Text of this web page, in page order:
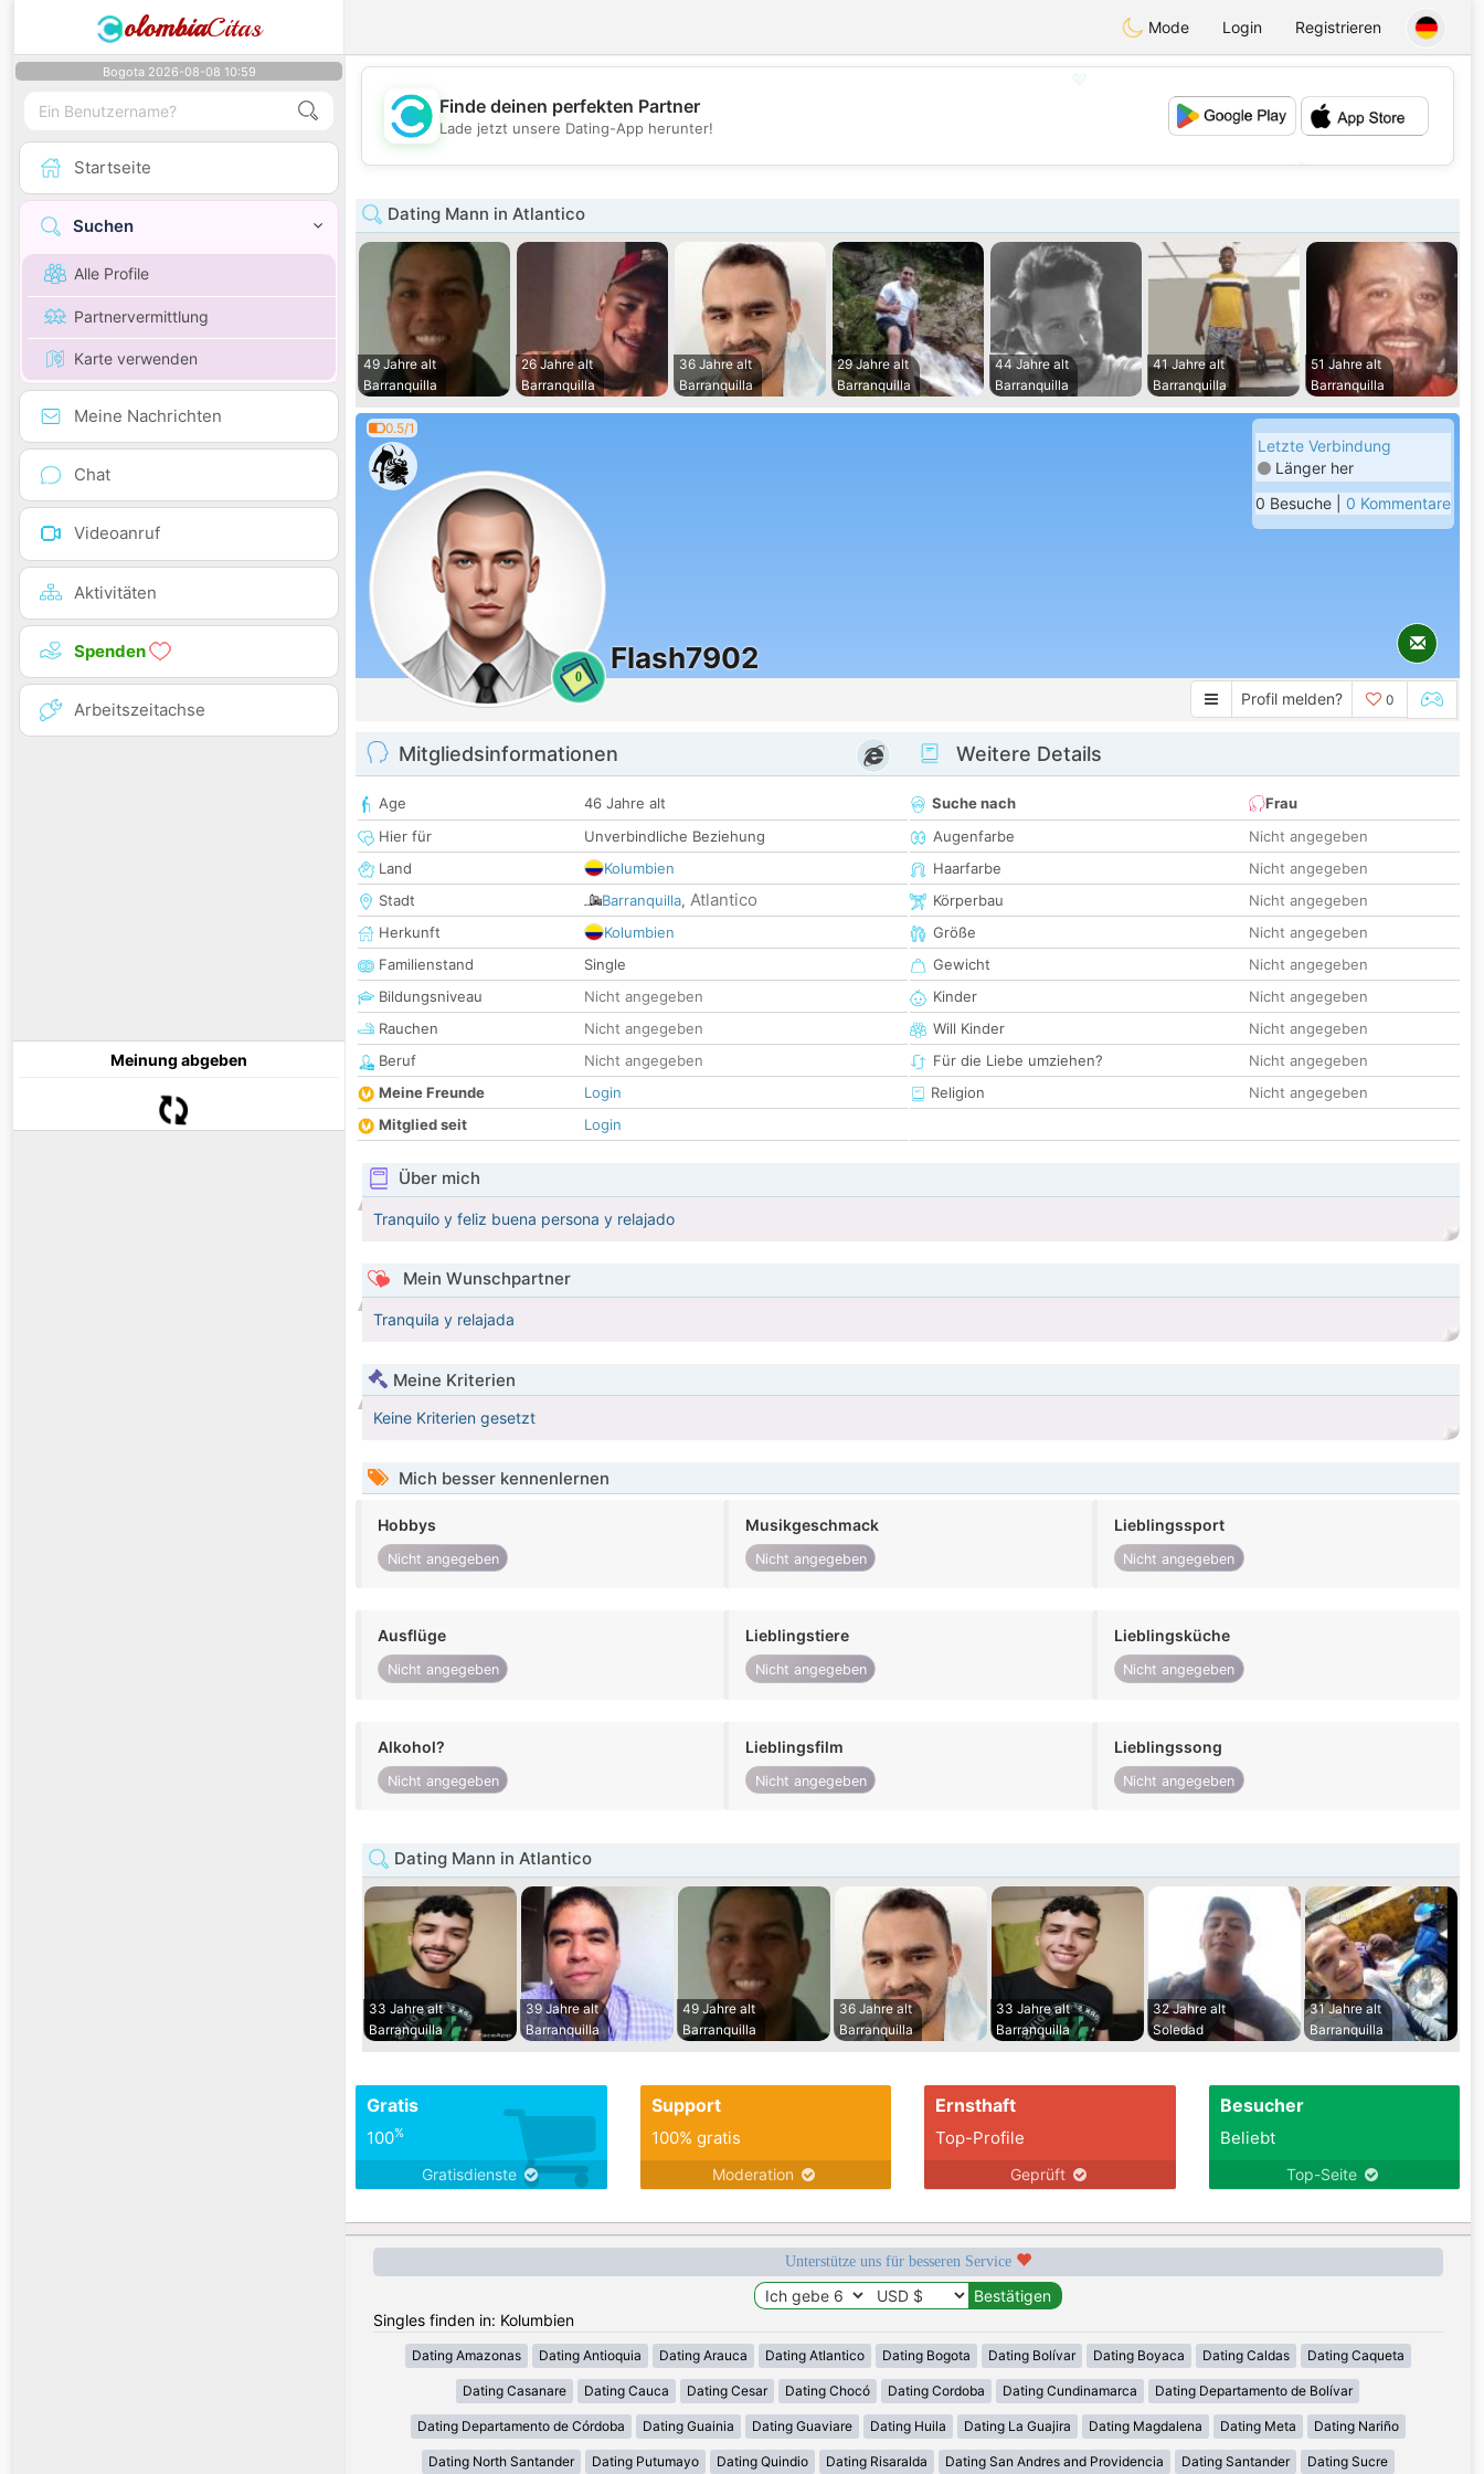
olombiaCitas Mode Login Registrieren
Bogota 2026-08-08 10:59
Startseite
Suchen
Alle Profile
Partnervermittlung
Karte verwenden
Meine Nachrichten
Chat
Videoanruf
Aktivitäten
Spenden
Arbeitszeitachse
Meinung abgeben
💕
Finde deinen perfekten Partner
Lade jetzt unsere Dating-App herunter!
Dating Mann in Atlantico
49 Jahre alt
Barranquilla
26 Jahre alt
Barranquilla
36 Jahre alt
Barranquilla
29 Jahre alt
Barranquilla
44 Jahre alt
Barranquilla
41 Jahre alt
Barranquilla
51 Jahre alt
Barranquilla
0.5/1
0
Flash7902
Letzte Verbindung
Länger her
0 Besuche | 0 Kommentare
Profil melden? 0
Mitgliedsinformationen
Age
46 Jahre alt
Hier für
Unverbindliche Beziehung
Land
Kolumbien
Stadt
Barranquilla, Atlantico
Herkunft
Kolumbien
Familienstand
Single
Bildungsniveau
Nicht angegeben
Rauchen
Nicht angegeben
Beruf
Nicht angegeben
Meine Freunde
Login
Mitglied seit
Login
Weitere Details
Suche nach
Frau
Augenfarbe
Nicht angegeben
Haarfarbe
Nicht angegeben
Körperbau
Nicht angegeben
Größe
Nicht angegeben
Gewicht
Nicht angegeben
Kinder
Nicht angegeben
Will Kinder
Nicht angegeben
Für die Liebe umziehen?
Nicht angegeben
Religion
Nicht angegeben
Über mich
Tranquilo y feliz buena persona y relajado
Mein Wunschpartner
Tranquila y relajada
Meine Kriterien
Keine Kriterien gesetzt
Mich besser kennenlernen
Hobbys
Nicht angegeben
Musikgeschmack
Nicht angegeben
Lieblingssport
Nicht angegeben
Ausflüge
Nicht angegeben
Lieblingstiere
Nicht angegeben
Lieblingsküche
Nicht angegeben
Alkohol?
Nicht angegeben
Lieblingsfilm
Nicht angegeben
Lieblingssong
Nicht angegeben
Dating Mann in Atlantico
33 Jahre alt
Barranquilla
39 Jahre alt
Barranquilla
49 Jahre alt
Barranquilla
36 Jahre alt
Barranquilla
33 Jahre alt
Barranquilla
32 Jahre alt
Soledad
31 Jahre alt
Barranquilla
Gratis
100%
Gratisdienste
Support
100% gratis
Moderation
Ernsthaft
Top-Profile
Geprüft
Besucher
Beliebt
Top-Seite
Unterstütze uns für besseren Service
Singles finden in: Kolumbien
Dating Amazonas Dating Antioquia Dating Arauca Dating Atlantico Dating Bogota Dating Bolívar Dating Boyaca Dating Caldas Dating Caqueta
Dating Casanare Dating Cauca Dating Cesar Dating Chocó Dating Cordoba Dating Cundinamarca Dating Departamento de Bolívar
Dating Departamento de Córdoba Dating Guainia Dating Guaviare Dating Huila Dating La Guajira Dating Magdalena Dating Meta Dating Nariño
Dating North Santander Dating Putumayo Dating Quindio Dating Risaralda Dating San Andres and Providencia Dating Santander Dating Sucre